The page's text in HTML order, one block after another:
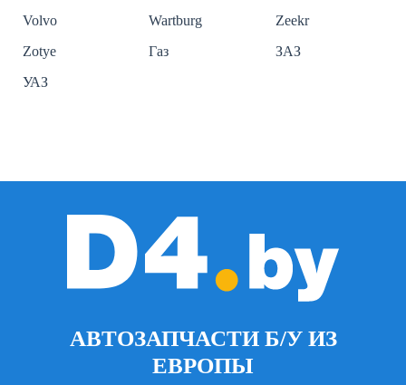
Volvo
Wartburg
Zeekr
Zotye
Газ
ЗАЗ
УАЗ
АВТОЗАПЧАСТИ Б/У ИЗ
ЕВРОПЫ